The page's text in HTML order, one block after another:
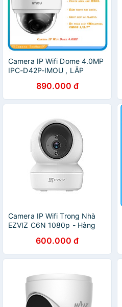
Camera IP Wifi Dome 4.0MP
IPC-D42P-IMOU , LẮP
890.000 đ
Camera IP Wifi Trong Nhà
EZVIZ C6N 1080p - Hàng
600.000 đ